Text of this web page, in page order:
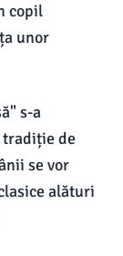
copil
unor
s-a
de
se vor
alături